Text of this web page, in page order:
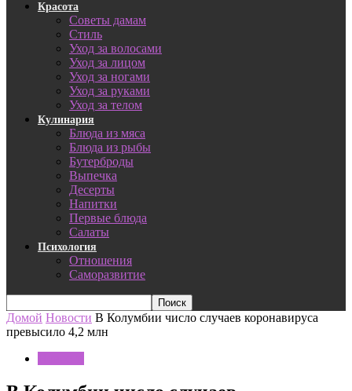
Красота
Советы дамам
Стиль
Уход за волосами
Уход за лицом
Уход за ногами
Уход за руками
Уход за телом
Кулинария
Блюда из мяса
Блюда из рыбы
Бутерброды
Выпечка
Десерты
Напитки
Первые блюда
Салаты
Психология
Отношения
Саморазвитие
Домой Новости В Колумбии число случаев коронавируса
превысило 4,2 млн